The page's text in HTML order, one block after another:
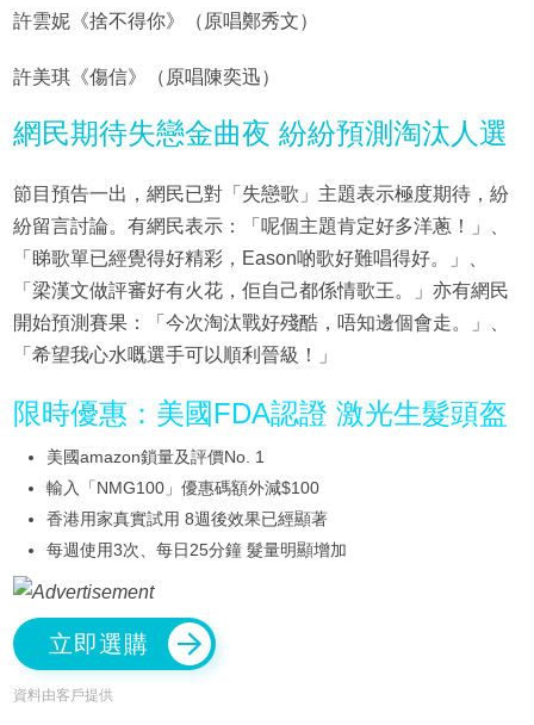
許雲妮《捨不得你》（原唱鄭秀文）
許美琪《傷信》（原唱陳奕迅）
網民期待失戀金曲夜 紛紛預測淘汰人選
節目預告一出，網民已對「失戀歌」主題表示極度期待，紛
紛留言討論。有網民表示：「呢個主題肯定好多洋蔥！」、
「睇歌單已經覺得好精彩，Eason啲歌好難唱得好。」、
「梁漢文做評審好有火花，佢自己都係情歌王。」亦有網民
開始預測賽果：「今次淘汰戰好殘酷，唔知邊個會走。」、
「希望我心水嘅選手可以順利晉級！」
限時優惠：美國FDA認證 激光生髮頭盔
美國amazon鎖量及評價No. 1
輸入「NMG100」優惠碼額外減$100
香港用家真實試用 8週後效果已經顯著
每週使用3次、每日25分鐘 髮量明顯增加
立即選購
資料由客戶提供